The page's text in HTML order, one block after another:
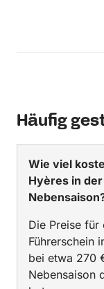
Häufig
Wie viel
Hyères in
Die Preise für
Führerschein
bei etwa 270
Nebensaison